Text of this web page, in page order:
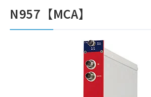
N957【MCA】